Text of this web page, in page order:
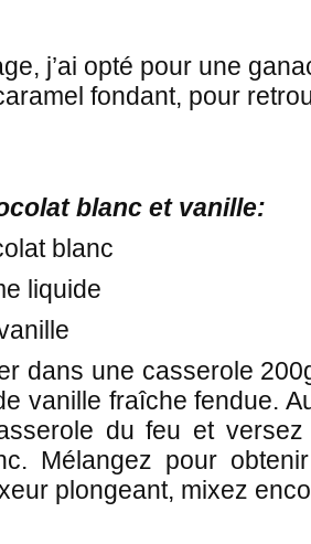
j’ai opté pour une
fondant, pour
blanc et vanille:
blanc
liquide
dans une casserole
vanille fraîche fendue.
du feu et
Mélangez pour
plongeant, mixez